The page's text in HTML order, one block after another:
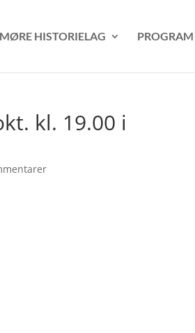
HISTORIELAG PROGRAM
kl. 19.00 i